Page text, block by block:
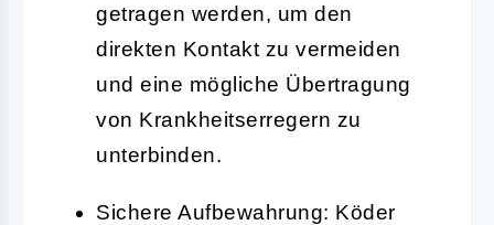
getragen werden, um den
direkten Kontakt zu vermeiden
und eine mögliche Übertragung
von Krankheitserregern zu
unterbinden.
Sichere Aufbewahrung: Köder